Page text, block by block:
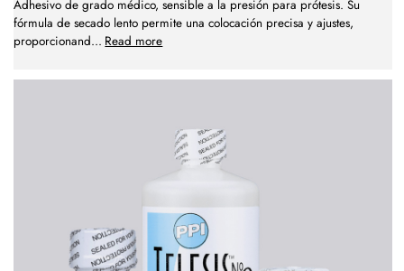
Adhesivo de grado médico, sensible a la presión para prótesis. Su
fórmula de secado lento permite una colocación precisa y ajustes,
proporcionand... Read more